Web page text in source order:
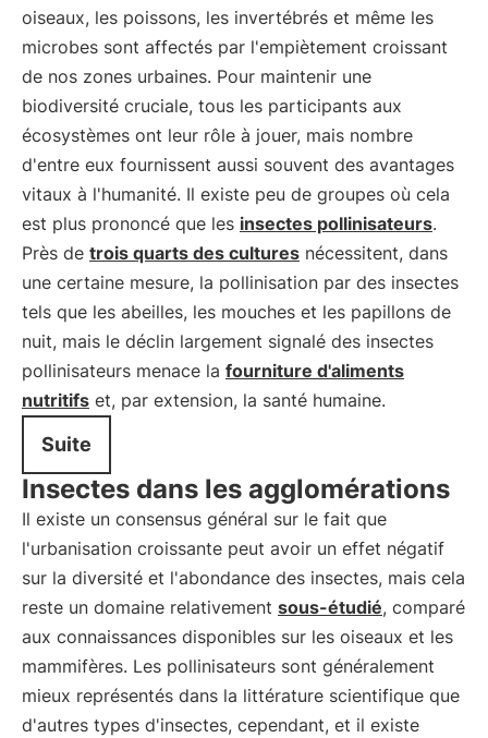
oiseaux, les poissons, les invertébrés et même les
microbes sont affectés par l'empiètement croissant
de nos zones urbaines. Pour maintenir une
biodiversité cruciale, tous les participants aux
écosystèmes ont leur rôle à jouer, mais nombre
d'entre eux fournissent aussi souvent des avantages
vitaux à l'humanité. Il existe peu de groupes où cela
est plus prononcé que les insectes pollinisateurs.
Près de trois quarts des cultures nécessitent, dans
une certaine mesure, la pollinisation par des insectes
tels que les abeilles, les mouches et les papillons de
nuit, mais le déclin largement signalé des insectes
pollinisateurs menace la fourniture d'aliments
nutritifs et, par extension, la santé humaine.
Suite
Insectes dans les agglomérations
Il existe un consensus général sur le fait que
l'urbanisation croissante peut avoir un effet négatif
sur la diversité et l'abondance des insectes, mais cela
reste un domaine relativement sous-étudié, comparé
aux connaissances disponibles sur les oiseaux et les
mammifères. Les pollinisateurs sont généralement
mieux représentés dans la littérature scientifique que
d'autres types d'insectes, cependant, et il existe